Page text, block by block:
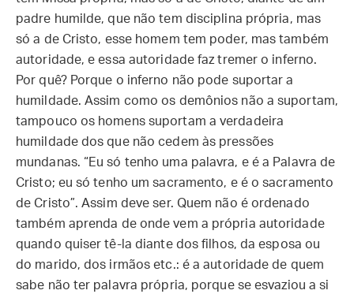
padre humilde, que não tem disciplina própria, mas
só a de Cristo, esse homem tem poder, mas também
autoridade, e essa autoridade faz tremer o inferno.
Por quê? Porque o inferno não pode suportar a
humildade. Assim como os demônios não a suportam,
tampouco os homens suportam a verdadeira
humildade dos que não cedem às pressões
mundanas. “Eu só tenho uma palavra, e é a Palavra de
Cristo; eu só tenho um sacramento, e é o sacramento
de Cristo”. Assim deve ser. Quem não é ordenado
também aprenda de onde vem a própria autoridade
quando quiser tê-la diante dos filhos, da esposa ou
do marido, dos irmãos etc.: é a autoridade de quem
sabe não ter palavra própria, porque se esvaziou a si